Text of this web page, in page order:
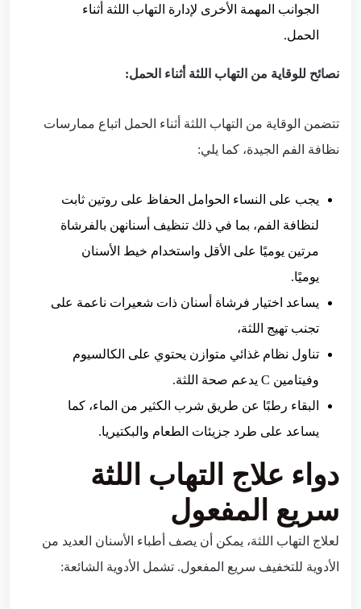
الجوانب المهمة الأخرى لإدارة التهاب اللثة أثناء
الحمل.
نصائح للوقاية من التهاب اللثة أثناء الحمل:
تتضمن الوقاية من التهاب اللثة أثناء الحمل اتباع ممارسات
نظافة الفم الجيدة، كما يلي:
يجب على النساء الحوامل الحفاظ على روتين ثابت
لنظافة الفم، بما في ذلك تنظيف أسنانهن بالفرشاة
مرتين يوميًا على الأقل واستخدام خيط الأسنان
يوميًا.
يساعد اختيار فرشاة أسنان ذات شعيرات ناعمة على
تجنب تهيج اللثة،
تناول نظام غذائي متوازن يحتوي على الكالسيوم
وفيتامين C يدعم صحة اللثة.
البقاء رطبًا عن طريق شرب الكثير من الماء، كما
يساعد على طرد جزيئات الطعام والبكتيريا.
دواء علاج التهاب اللثة
سريع المفعول
لعلاج التهاب اللثة، يمكن أن يصف أطباء الأسنان العديد من
الأدوية للتخفيف سريع المفعول. تشمل الأدوية الشائعة: